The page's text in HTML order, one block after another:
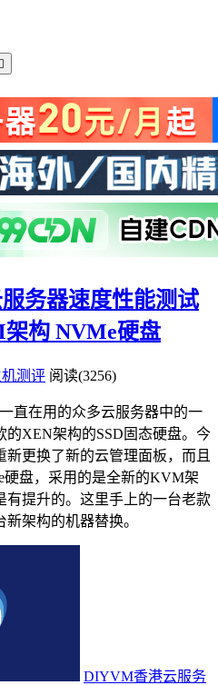

务器速度性能测试
构 NVMe硬盘
测评 阅读(3256)
直在用的众多云服务器中的一
的XEN架构的SSD固态硬盘。今
更换了新的云管理面板，而且
盘，采用的是全新的KVM架
有提升的。这里手上的一台老款
架构的机器替换。
DIYVM香港云服务